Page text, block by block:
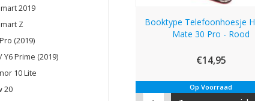
2019
Z
(2019)
Y6 Prime (2019)
10 Lite
20
Booktype Telefoonhoesje
Mate 30 Pro - Rood
€14,95
Op Voorraad